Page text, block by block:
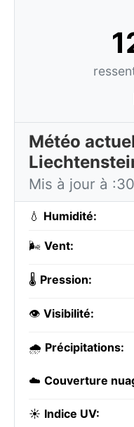
Météo
Mis à jour à
💧 Humidité:
🌬️ Vent:
🌡️ Pression:
👁️ Visibilité:
🌧️ Précipitations:
☁️ Couverture
☀️ Indice UV: